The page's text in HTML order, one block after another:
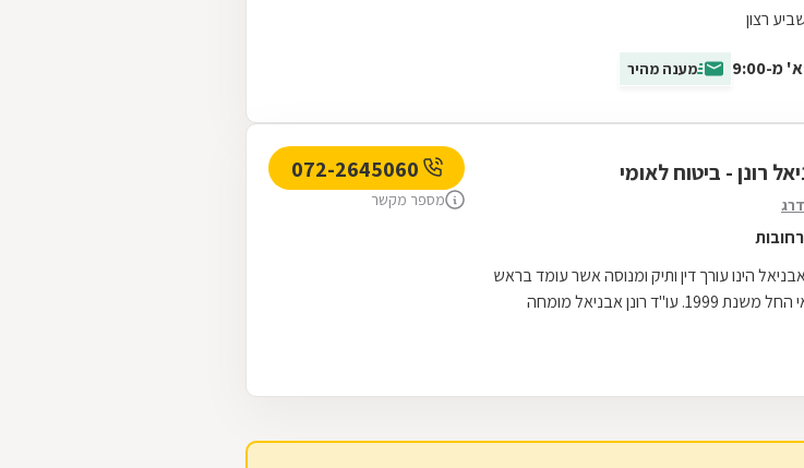
רצון
מ-9:00 מענה מהיר
רונן - ביטוח לאומי
אבניאל הינו עורך דין ותיק ומנוסה אשר עומד בראש
משרד עצמאי החל משנת 1999. עו"ד רונן אבניאל מומחה
מספר מקשר